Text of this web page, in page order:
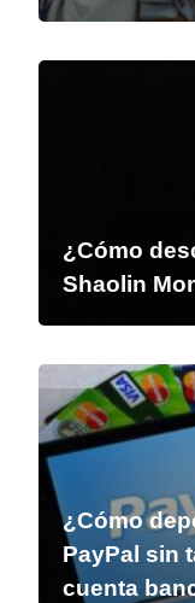
¿Cómo
Shaolin
¿Cómo
PayPal sin
cuenta